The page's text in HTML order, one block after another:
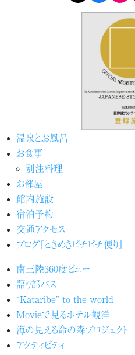
温泉とお風呂
お食事
別注料理
お部屋
館内施設
宿泊予約
交通アクセス
ブログ『ときめきピチピチ便り』
南三陸360度ビュー
語り部バス
“Kataribe” to the world
Movieで見るホテル観洋
海の見える命の森プロジェクト
アクティビティ